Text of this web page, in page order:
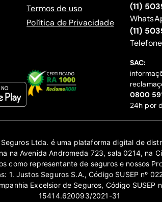
Termos de uso
Política de Privacidade
(11)
(11)
SAC:
‍0800
24h por
Ltda. é uma plataforma digital de
na Avenida Andromeda 723, sala 0214, na
como representante de seguros e nossos
1. Justos Seguros S.A., Código SUSEP nº
Excelsior de Seguros, Código SUSEP
15414.620093/2021-31